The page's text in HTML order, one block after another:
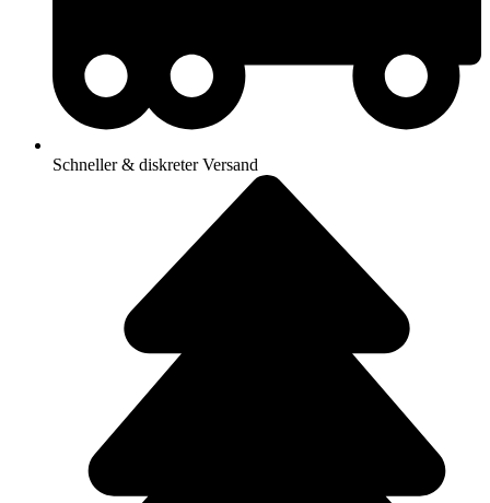
Schneller & diskreter Versand